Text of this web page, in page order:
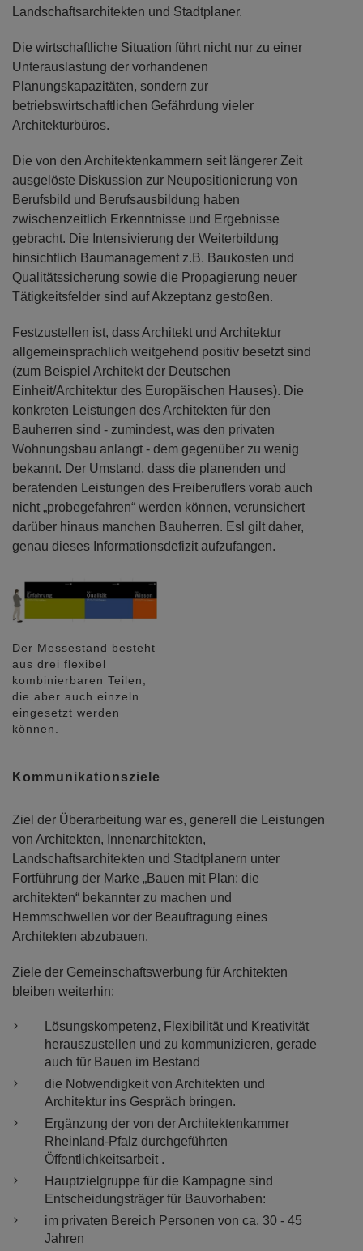
Landschaftsarchitekten und Stadtplaner.
Die wirtschaftliche Situation führt nicht nur zu einer
Unterauslastung der vorhandenen
Planungskapazitäten, sondern zur
betriebswirtschaftlichen Gefährdung vieler
Architekturbüros.
Die von den Architektenkammern seit längerer Zeit
ausgelöste Diskussion zur Neupositionierung von
Berufsbild und Berufsausbildung haben
zwischenzeitlich Erkenntnisse und Ergebnisse
gebracht. Die Intensivierung der Weiterbildung
hinsichtlich Baumanagement z.B. Baukosten und
Qualitätssicherung sowie die Propagierung neuer
Tätigkeitsfelder sind auf Akzeptanz gestoßen.
Festzustellen ist, dass Architekt und Architektur
allgemeinsprachlich weitgehend positiv besetzt sind
(zum Beispiel Architekt der Deutschen
Einheit/Architektur des Europäischen Hauses). Die
konkreten Leistungen des Architekten für den
Bauherren sind - zumindest, was den privaten
Wohnungsbau anlangt - dem gegenüber zu wenig
bekannt. Der Umstand, dass die planenden und
beratenden Leistungen des Freiberuflers vorab auch
nicht „probegefahren“ werden können, verunsichert
darüber hinaus manchen Bauherren. Esl gilt daher,
genau dieses Informationsdefizit aufzufangen.
Der Messestand besteht
aus drei flexibel
kombinierbaren Teilen,
die aber auch einzeln
eingesetzt werden
können.
Kommunikationsziele
Ziel der Überarbeitung war es, generell die Leistungen
von Architekten, Innenarchitekten,
Landschaftsarchitekten und Stadtplanern unter
Fortführung der Marke „Bauen mit Plan: die
architekten“ bekannter zu machen und
Hemmschwellen vor der Beauftragung eines
Architekten abzubauen.
Ziele der Gemeinschaftswerbung für Architekten
bleiben weiterhin:
Lösungskompetenz, Flexibilität und Kreativität
herauszustellen und zu kommunizieren, gerade
auch für Bauen im Bestand
die Notwendigkeit von Architekten und
Architektur ins Gespräch bringen.
Ergänzung der von der Architektenkammer
Rheinland-Pfalz durchgeführten
Öffentlichkeitsarbeit .
Hauptzielgruppe für die Kampagne sind
Entscheidungsträger für Bauvorhaben:
im privaten Bereich Personen von ca. 30 - 45
Jahren